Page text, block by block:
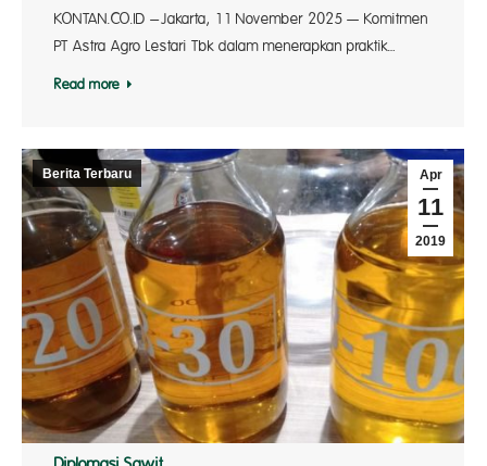
KONTAN.CO.ID –Jakarta, 11 November 2025 — Komitmen
PT Astra Agro Lestari Tbk dalam menerapkan praktik…
Read more
Apr
11
2019
Berita Terbaru